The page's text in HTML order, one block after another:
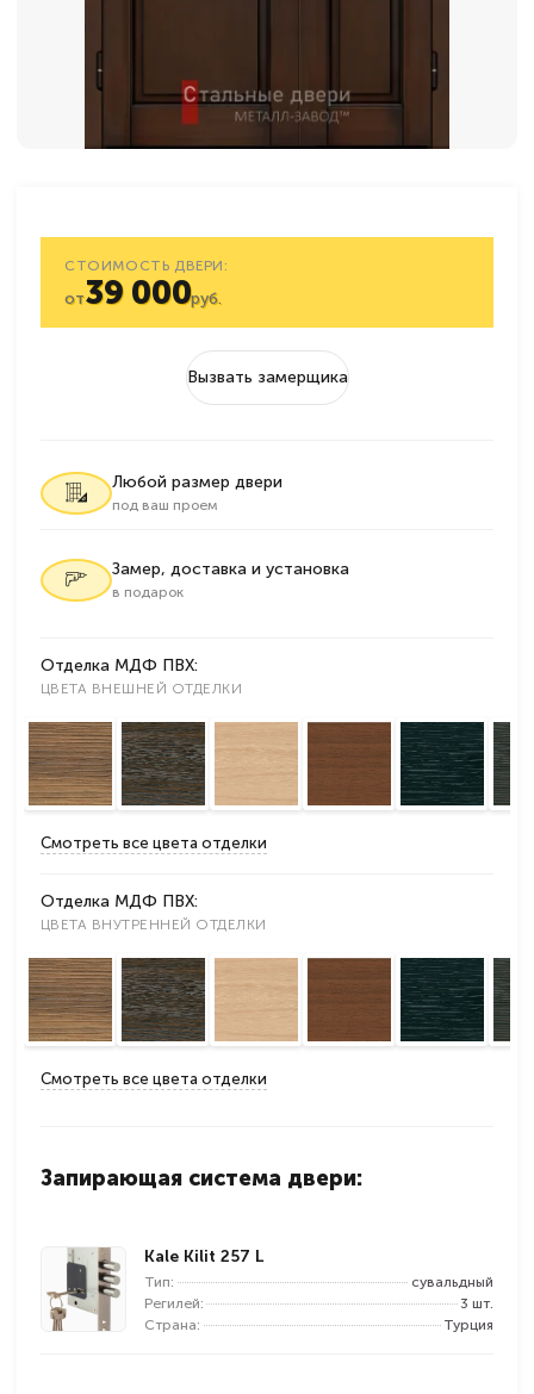
СТОИМОСТЬ ДВЕРИ:
от39 000руб.
Вызвать замерщика
Любой размер двери
под ваш проем
Замер, доставка и установка
в подарок
Отделка МДФ ПВХ:
ЦВЕТА ВНЕШНЕЙ ОТДЕЛКИ
Смотреть все цвета отделки
Отделка МДФ ПВХ:
ЦВЕТА ВНУТРЕННЕЙ ОТДЕЛКИ
Смотреть все цвета отделки
Запирающая система двери:
Kale Kilit 257 L
Тип:
сувальдный
Регилей:
3 шт.
Страна:
Турция